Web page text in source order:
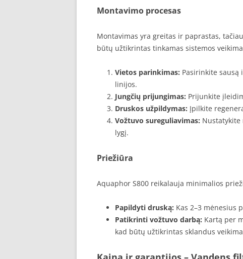
Montavimo procesas
Montavimas yra greitas ir paprastas,
būtų užtikrintas tinkamas sistemos
Vietos parinkimas: Pasirinkite
linijos.
Jungčių prijungimas: Prijunkite
Druskos užpildymas: Įpilkite
Vožtuvo sureguliavimas: Nustatykite
lygį.
Priežiūra
Aquaphor S800 reikalauja minimalios
Papildyti druską: Kas 2–3 mėnesius
Patikrinti vožtuvo darbą: Kartą per
kad būtų užtikrintas sklandus